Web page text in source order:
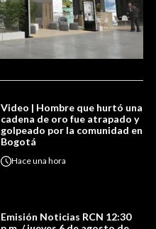
Video | Hombre que hurtó una
cadena de oro fue atrapado y
golpeado por la comunidad en
Bogotá
Haceuna hora
Emisión Noticias RCN 12:30